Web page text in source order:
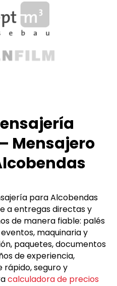
Mensajero
para Alcobendas
a entregas directas y
de manera fiable: palés
maquinaria y
paquetes, documentos
de experiencia,
seguro y
calculadora de precios